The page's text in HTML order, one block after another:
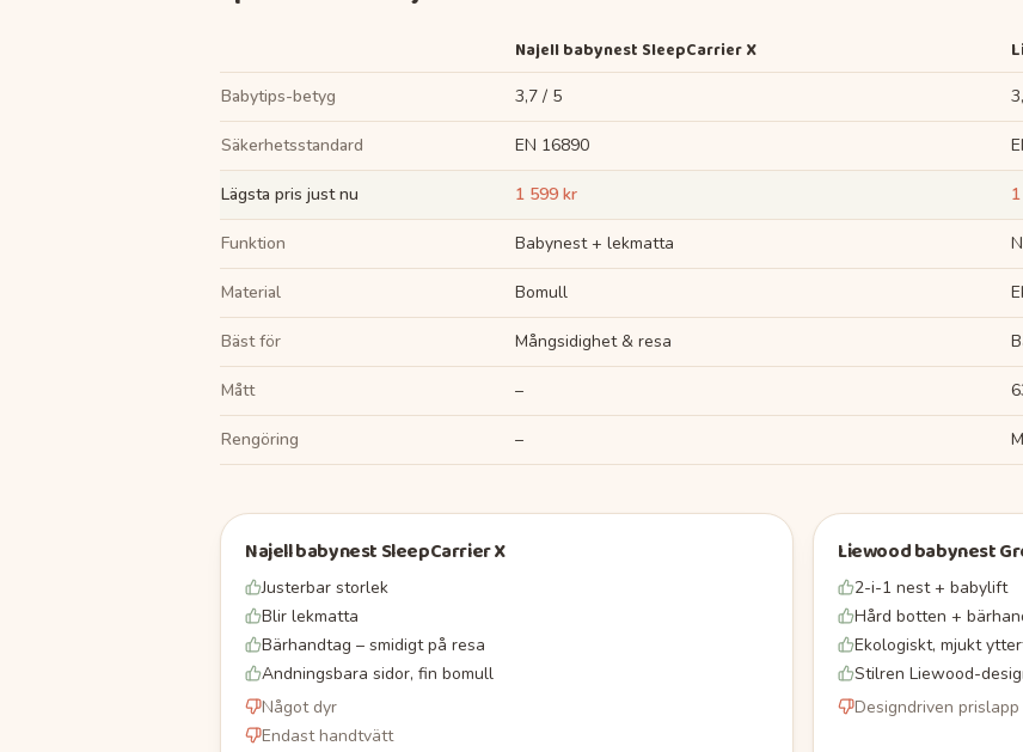
Najell babynest SleepCarrier X
Babytips-betyg 3,7 / 5
Säkerhetsstandard EN 16890
Lägsta pris just nu 1 599 kr
Funktion Babynest + lekmatta
Material Bomull
Bäst för Mångsidighet & resa
Mått –
Rengöring –
Najell babynest SleepCarrier X
Justerbar storlek
Blir lekmatta
Bärhandtag – smidigt på resa
Andningsbara sidor, fin bomull
Något dyr
Endast handtvätt
Liewood babynest
2-i-1 nest + babylift
Hård botten +
Ekologiskt, mjukt
Stilren Liewood-
Designdriven prislapp